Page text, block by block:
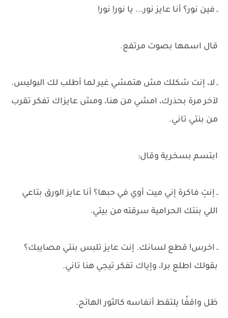
ـ فين نور؟ أنا عايز نور... يا نور! نور!
قال اسمها بصوت مرتفع.
ـ لا، إنت شكلك مش هتمشي غير لما أطلب لك البوليس.
لآخر مرة بحذرك، امشي من هنا، ومش عايزاك تفكر تقرب
من بنتي تاني.
ابتسم بسخرية وقال:
ـ إنتِ فاكرة إني ميت أوي في حبها؟ أنا عايز الورق بتاعي
اللي بنتك الحرامية سرقته من بيتي.
ـ اخرس! قطع لسانك. إنت عايز تلبس بنتي مصايبك؟
بقولك اطلع برا، وإياك تفكر تيجي هنا تاني.
ظل واقفًا يلتقط أنفاسه كالثور الهائج.